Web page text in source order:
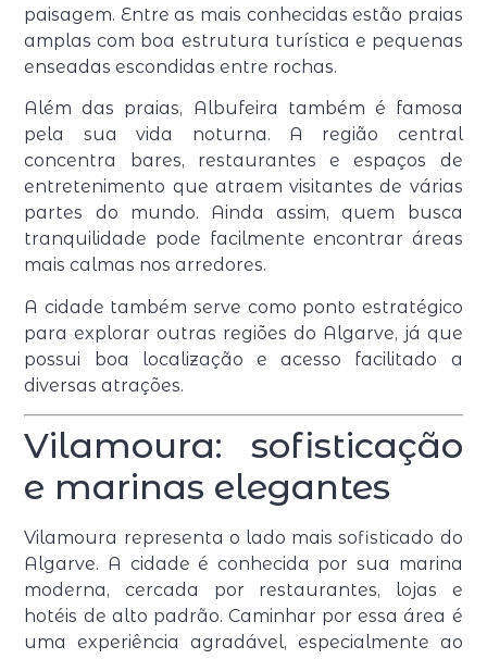
paisagem. Entre as mais conhecidas estão praias
amplas com boa estrutura turística e pequenas
enseadas escondidas entre rochas.
Além das praias, Albufeira também é famosa
pela sua vida noturna. A região central
concentra bares, restaurantes e espaços de
entretenimento que atraem visitantes de várias
partes do mundo. Ainda assim, quem busca
tranquilidade pode facilmente encontrar áreas
mais calmas nos arredores.
A cidade também serve como ponto estratégico
para explorar outras regiões do Algarve, já que
possui boa localização e acesso facilitado a
diversas atrações.
Vilamoura: sofisticação
e marinas elegantes
Vilamoura representa o lado mais sofisticado do
Algarve. A cidade é conhecida por sua marina
moderna, cercada por restaurantes, lojas e
hotéis de alto padrão. Caminhar por essa área é
uma experiência agradável, especialmente ao